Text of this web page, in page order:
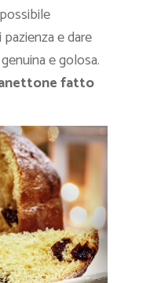
e dare
e golosa.
fatto